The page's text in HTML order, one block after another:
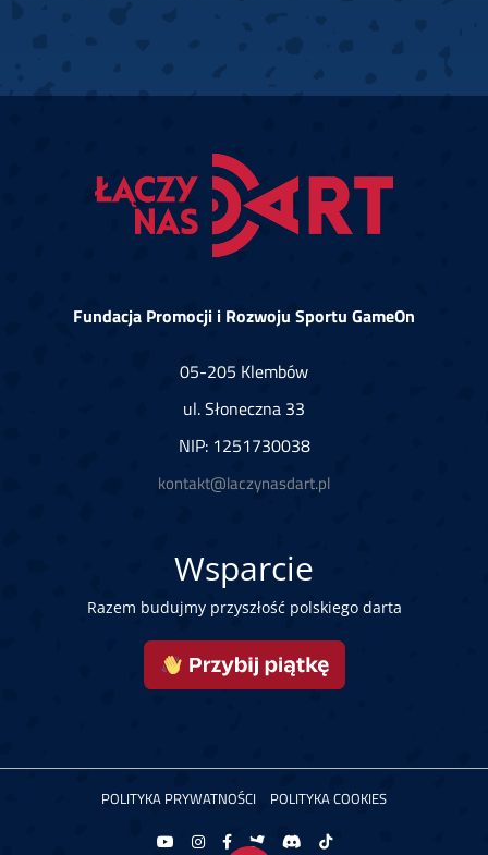
Fundacja Promocji i Rozwoju Sportu GameOn
05-205 Klembów
ul. Słoneczna 33
NIP: 1251730038
kontakt@laczynasdart.pl
Wsparcie
Razem budujmy przyszłość polskiego darta
POLITYKA PRYWATNOŚCI POLITYKA COOKIES